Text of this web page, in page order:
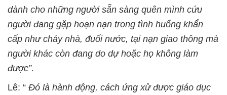
dành cho những người sẵn sàng quên mình cứu
người đang gặp hoạn nạn trong tình huống khẩn
cấp như cháy nhà, đuối nước, tại nạn giao thông mà
người khác còn đang do dự hoặc họ không làm
được”.
Lê: “ Đó là hành động, cách ứng xử được giáo dục